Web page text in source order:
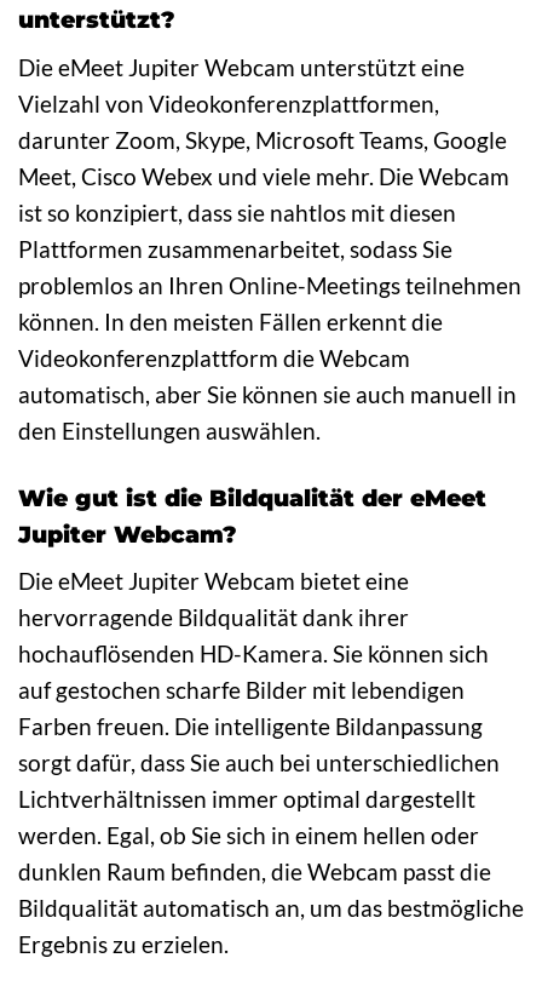
unterstützt?
Die eMeet Jupiter Webcam unterstützt eine
Vielzahl von Videokonferenzplattformen,
darunter Zoom, Skype, Microsoft Teams, Google
Meet, Cisco Webex und viele mehr. Die Webcam
ist so konzipiert, dass sie nahtlos mit diesen
Plattformen zusammenarbeitet, sodass Sie
problemlos an Ihren Online-Meetings teilnehmen
können. In den meisten Fällen erkennt die
Videokonferenzplattform die Webcam
automatisch, aber Sie können sie auch manuell in
den Einstellungen auswählen.
Wie gut ist die Bildqualität der eMeet
Jupiter Webcam?
Die eMeet Jupiter Webcam bietet eine
hervorragende Bildqualität dank ihrer
hochauflösenden HD-Kamera. Sie können sich
auf gestochen scharfe Bilder mit lebendigen
Farben freuen. Die intelligente Bildanpassung
sorgt dafür, dass Sie auch bei unterschiedlichen
Lichtverhältnissen immer optimal dargestellt
werden. Egal, ob Sie sich in einem hellen oder
dunklen Raum befinden, die Webcam passt die
Bildqualität automatisch an, um das bestmögliche
Ergebnis zu erzielen.